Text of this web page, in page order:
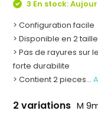
3 En stock:
> Configuration facile
> Disponible en 2
> Pas de rayures sur
forte durabilite
> Contient 2 pieces...
2 variations M